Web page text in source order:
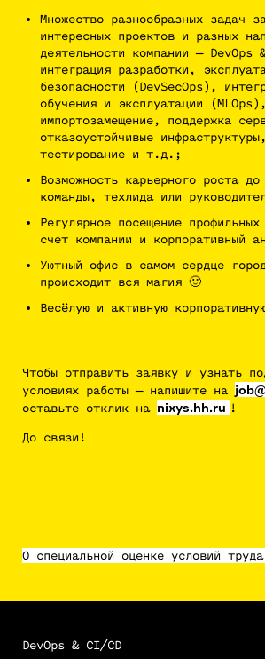
Множество разнообразных задач
интересных проектов и разных
деятельности компании — DevOps
интеграция разработки,
безопасности (DevSecOps),
обучения и эксплуатации (MLOps),
импортозамещение, поддержка
отказоустойчивые
тестирование и т.д.;
Возможность карьерного роста до
команды, техлида или
Регулярное посещение
счет компании и корпоративный
Уютный офис в самом сердце
происходит вся магия 🙂
Весёлую и активную
Чтобы отправить заявку и узнать
условиях работы — напишите на
оставьте отклик на nixys.hh.ru !
До связи!
О специальной оценке условий
DevOps & CI/CD